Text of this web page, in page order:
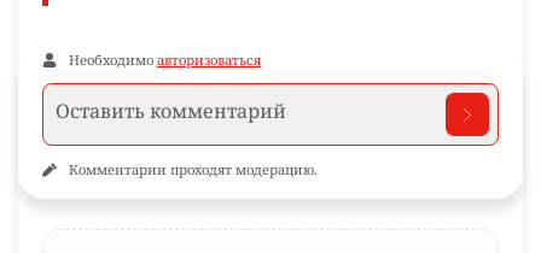
Необходимо авторизоваться
Комментарии проходят модерацию.